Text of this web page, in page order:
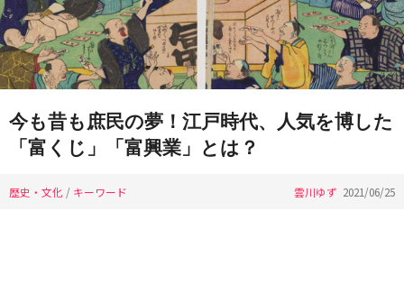
今も昔も庶民の夢！江戸時代、人気を博した
「富くじ」「富興業」とは？
歴史・文化 / キーワード 雲川ゆず 2021/06/25